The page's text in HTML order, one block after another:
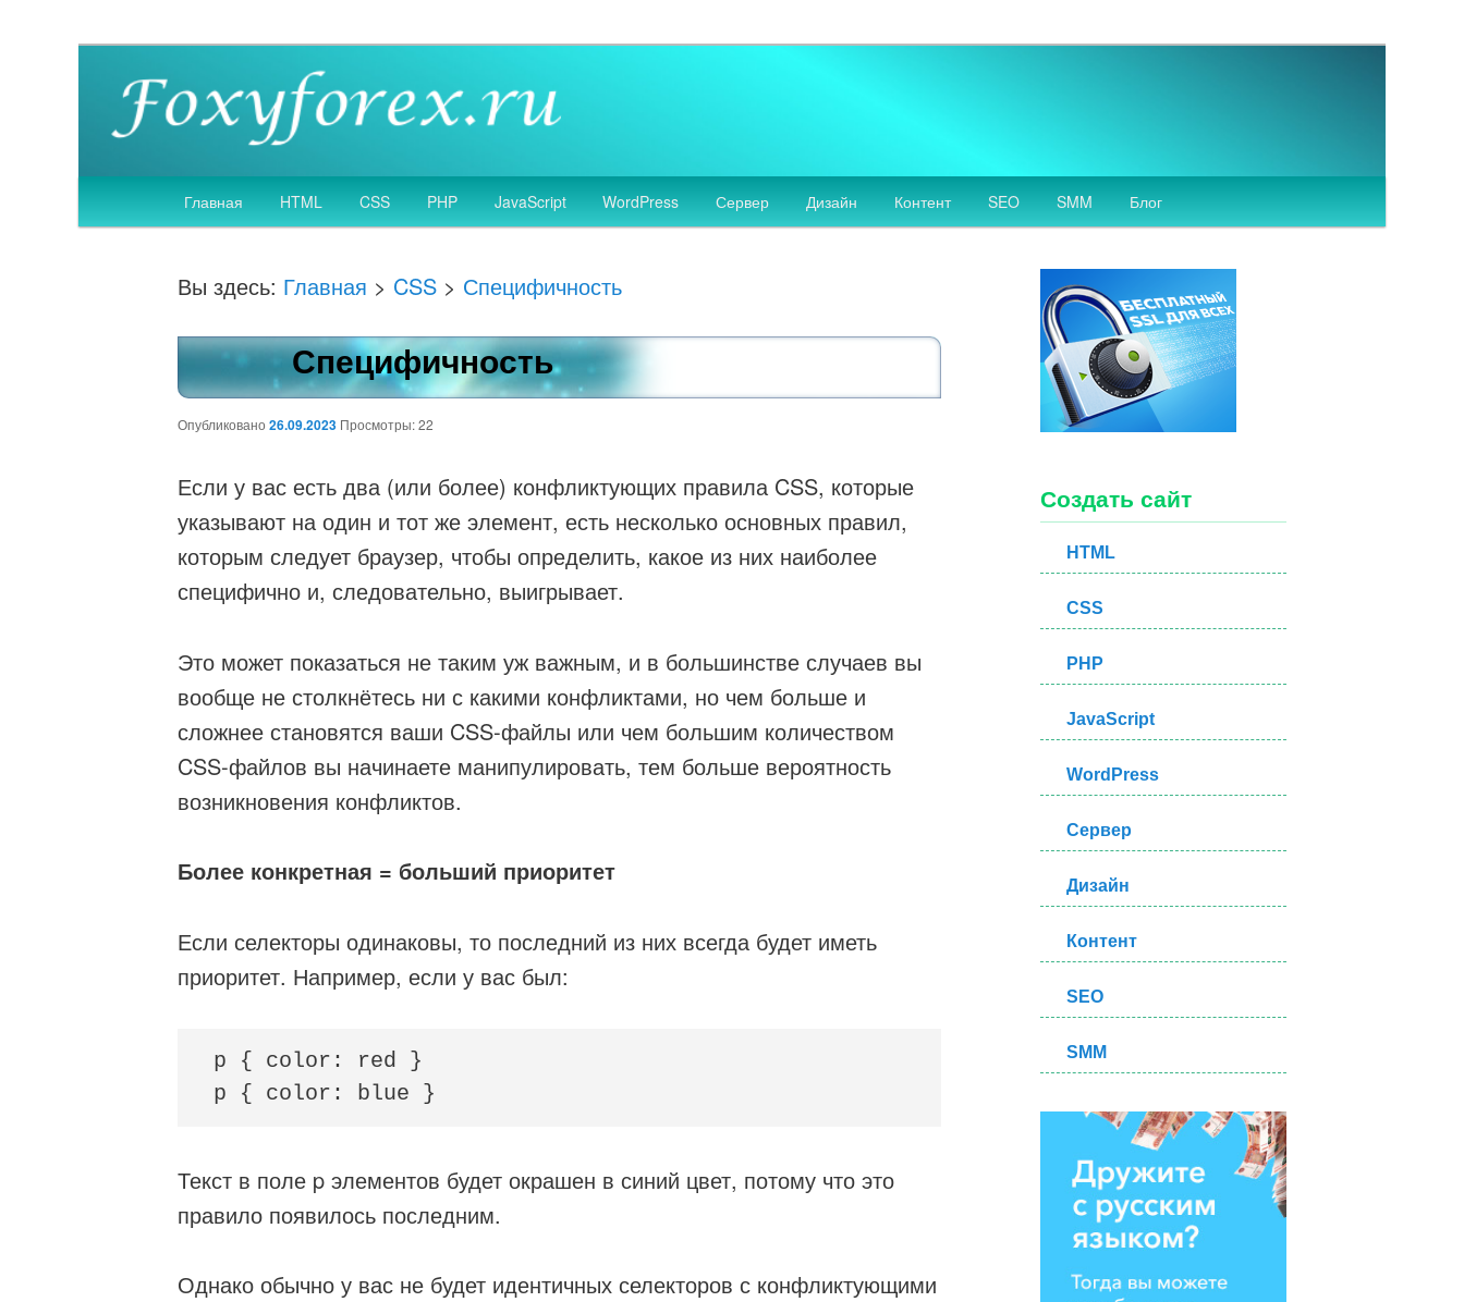
Веб дизайн и разработка сайтов
меню
Перейти
к
основному
содержимому
Главная HTML CSS PHP JavaScript WordPress Сервер Дизайн Контент SEO SMM Блог
Вы здесь: Главная > CSS > Специфичность
Специфичность
Опубликовано26.09.2023 Просмотры: 22
Если у вас есть два (или более) конфликтующих правила CSS, которые
указывают на один и тот же элемент, есть несколько основных правил,
которым следует браузер, чтобы определить, какое из них наиболее
специфично и, следовательно, выигрывает.
Это может показаться не таким уж важным, и в большинстве случаев вы
вообще не столкнётесь ни с какими конфликтами, но чем больше и
сложнее становятся ваши CSS-файлы или чем большим количеством
CSS-файлов вы начинаете манипулировать, тем больше вероятность
возникновения конфликтов.
Более конкретная = больший приоритет
Если селекторы одинаковы, то последний из них всегда будет иметь
приоритет. Например, если у вас был:
p { color: red }
p { color: blue }
Текст в поле p элементов будет окрашен в синий цвет, потому что это
правило появилось последним.
Однако обычно у вас не будет идентичных селекторов с конфликтующими
Создать сайт
HTML
CSS
PHP
JavaScript
WordPress
Сервер
Дизайн
Контент
SEO
SMM